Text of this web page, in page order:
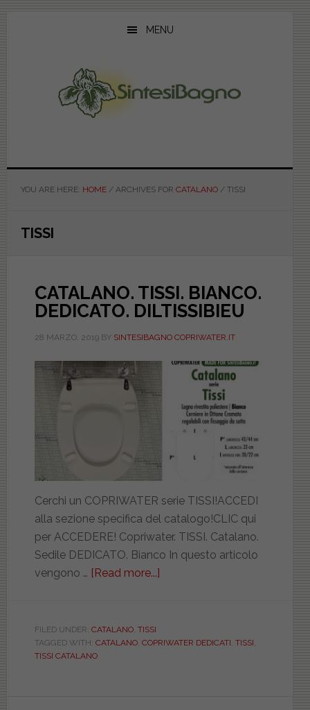
MENU
YOU ARE HERE: HOME /ARCHIVES FOR CATALANO /TISSI
TISSI
CATALANO. TISSI. BIANCO.
DEDICATO. DILTISSIBIEU
28 MARZO, 2019BY SINTESIBAGNO COPRIWATER.IT
Cerchi un COPRIWATER serie TISSI!ACCEDI
alla sezione specifica del catalogo!CLIC qui
per ACCEDERE! Copriwater. TISSI. Catalano.
Sedile DEDICATO. Bianco In questo articolo
vengono … [Read more...]
DEDICATO.
FILED UNDER: CATALANO, TISSI
TAGGED WITH: CATALANO, COPRIWATER DEDICATI TISSI
TISSI CATALANO